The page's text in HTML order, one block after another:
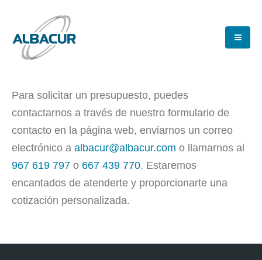
Para solicitar un presupuesto, puedes
contactarnos a través de nuestro formulario de
contacto en la página web, enviarnos un correo
electrónico a albacur@albacur.com o llamarnos al
967 619 797 o 667 439 770. Estaremos
encantados de atenderte y proporcionarte una
cotización personalizada.